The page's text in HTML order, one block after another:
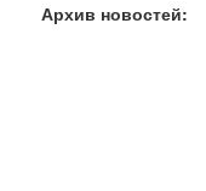
Архив новостей: